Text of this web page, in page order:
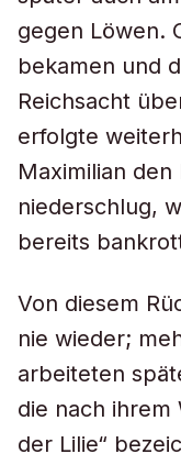
gegen Löwen.
bekamen und
Reichsacht
erfolgte
Maximilian den
niederschlug,
bereits
Von diesem
nie wieder;
arbeiteten
die nach ihrem
der Lilie“